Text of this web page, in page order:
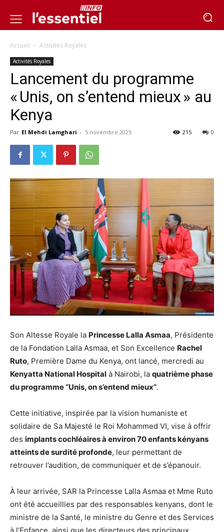
Accueil Activités Royales
Activités Royales
Lancement du programme
« Unis, on s’entend mieux » au
Kenya
Par El Mehdi Lamghari - 5 novembre 2025 0
215
Son Altesse Royale la Princesse Lalla Asmaa, Présidente
de la Fondation Lalla Asmaa, et Son Excellence Rachel
Ruto, Première Dame du Kenya, ont lancé, mercredi au
Kenyatta National Hospital à Nairobi, la quatrième phase
du programme “Unis, on s’entend mieux”.
Cette initiative, inspirée par la vision humaniste et
solidaire de Sa Majesté le Roi Mohammed VI, vise à offrir
des implants cochléaires à environ 70 enfants kényans
atteints de surdité profonde, leur permettant de
retrouver l’audition, de communiquer et de s’épanouir.
À leur arrivée, SAR la Princesse Lalla Asmaa et Mme Ruto
ont été accueillies par des responsables kenyans, dont le
ministre de la Santé, le ministre du Genre et des Services